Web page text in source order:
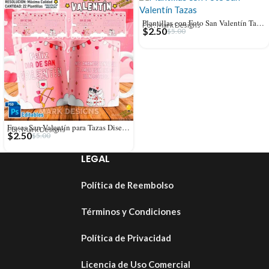
Frases San Valentín para Tazas Diseños
Por: Mark Designs
$5.00
$2.50
Plantillas con Foto San Valentín Tazas
Por: Mark Designs
$5.00
$2.50
LEGAL
Política de Reembolso
Términos y Condiciones
Política de Privacidad
Licencia de Uso Comercial